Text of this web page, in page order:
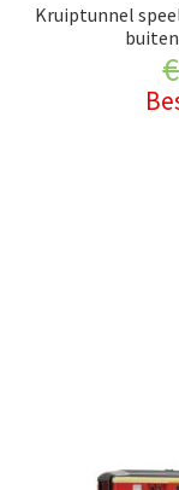
Kruiptunnel
€